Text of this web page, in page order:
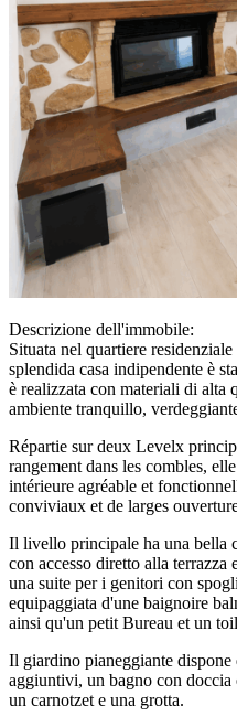
Descrizione dell'immobile:
Situata nel quartiere
splendida casa indipendente è
è realizzata con materiali di alta
ambiente tranquillo,
Répartie sur deux Levelx
rangement dans les combles,
intérieure agréable et
conviviaux et de larges
Il livello principale ha una bella
con accesso diretto alla
una suite per i genitori con
equipaggiata d'une baignoire
ainsi qu'un petit Bureau et un
Il giardino pianeggiante
aggiuntivi, un bagno con doccia
un carnotzet e una grotta.